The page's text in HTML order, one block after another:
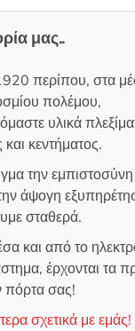
μας..
περίπου, στα
πολέμου,
υλικά
και κεντήματος.
την
άψογη
σταθερά.
και από το
έρχονται τα
πόρτα σας!
σχετικά με εμάς!